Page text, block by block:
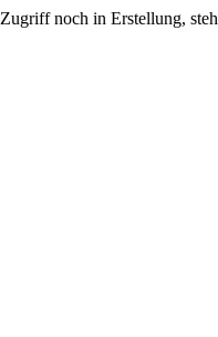
noch in Erstellung,